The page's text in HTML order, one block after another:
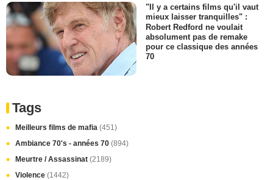
"Il y a certains films qu'il vaut
mieux laisser tranquilles" :
Robert Redford ne voulait
absolument pas de remake
pour ce classique des années
70
Tags
Meilleurs films de mafia (451)
Ambiance 70's - années 70 (894)
Meurtre / Assassinat (2189)
Violence (1442)